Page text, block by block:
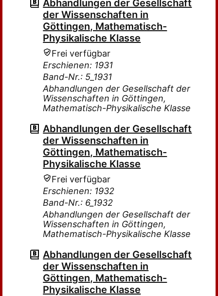
Abhandlungen der Gesellschaft
der Wissenschaften in
Göttingen, Mathematisch-
Physikalische Klasse
Frei verfügbar
Erschienen: 1931
Band-Nr.: 5_1931
Abhandlungen der Gesellschaft der
Wissenschaften in Göttingen,
Mathematisch-Physikalische Klasse
Abhandlungen der Gesellschaft
der Wissenschaften in
Göttingen, Mathematisch-
Physikalische Klasse
Frei verfügbar
Erschienen: 1932
Band-Nr.: 6_1932
Abhandlungen der Gesellschaft der
Wissenschaften in Göttingen,
Mathematisch-Physikalische Klasse
Abhandlungen der Gesellschaft
der Wissenschaften in
Göttingen, Mathematisch-
Physikalische Klasse